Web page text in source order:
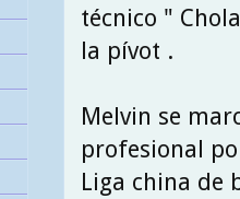
técnico "
la pívot .
Melvin se
profesional
Liga china de